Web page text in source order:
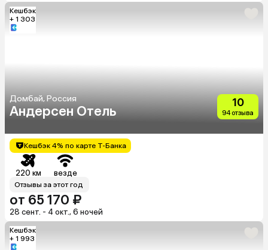
Кешбэк
+ 1 303
Домбай, Россия
Андерсен Отель
10
94 отзыва
Кешбэк 4% по карте Т-Банка
220 км везде
Отзывы за этот год
от 65 170 ₽
28 сент. - 4 окт., 6 ночей
Кешбэк
+ 1 993